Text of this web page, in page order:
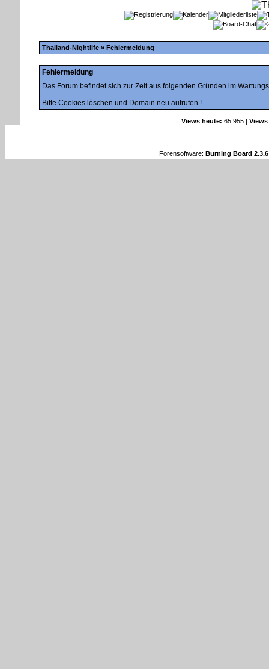
Thailand-Nightlife » Fehlermeldung
Fehlermeldung
Das Forum befindet sich zur Zeit aus folgenden Gründen im
Bitte Cookies löschen und Domain neu aufrufen !
Views heute: 65.955 |
Forensoftware: Burning Board 2.3.6